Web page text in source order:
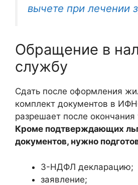
вычете при лечении
Обращение в
службу
Сдать после оформления
комплект документов в
разрешает после окончания
Кроме подтверждающих
документов, нужно
3-НДФЛ декларацию;
заявление;